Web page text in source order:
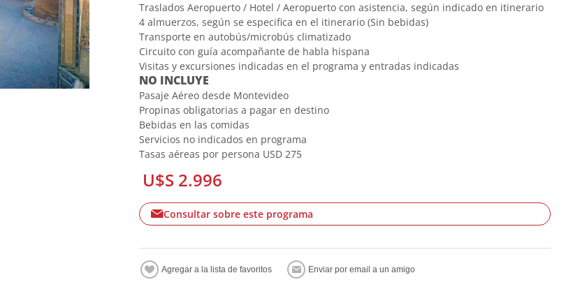
Traslados Aeropuerto / Hotel / Aeropuerto con asistencia, según indicado en itinerario
4 almuerzos, según se especifica en el itinerario (Sin bebidas)
Transporte en autobús/microbús climatizado
Circuito con guía acompañante de habla hispana
Visitas y excursiones indicadas en el programa y entradas indicadas
NO INCLUYE
Pasaje Aéreo desde Montevideo
Propinas obligatorias a pagar en destino
Bebidas en las comidas
Servicios no indicados en programa
Tasas aéreas por persona USD 275
U$S 2.996
Consultar sobre este programa